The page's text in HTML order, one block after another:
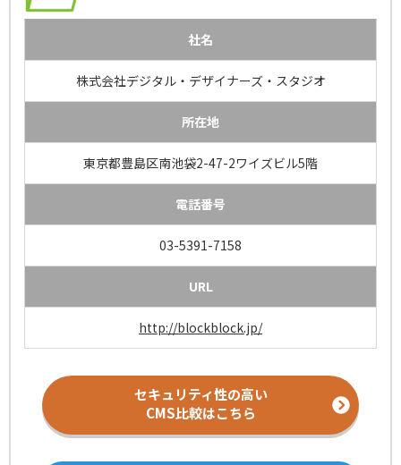
社名
株式会社デジタル・デザイナーズ・スタジオ
所在地
東京都豊島区南池袋2-47-2ワイズビル5階
電話番号
03-5391-7158
URL
http://blockblock.jp/
セキュリティ性の高い
CMS比較はこちら